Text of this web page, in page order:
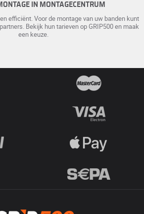
IN MONTAGECENTRUM
efficiënt. Voor de montage van uw banden kunt
Bekijk hun tarieven op GRIP500 en maak
een keuze.